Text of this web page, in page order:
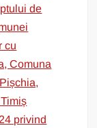
de
cu
Comuna
privind